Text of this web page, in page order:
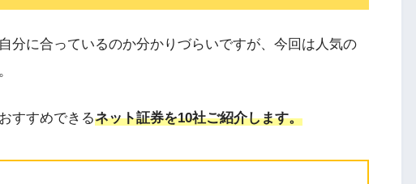
分に合っているのか分かりづらいですが、今回は人気の
すすめできるネット証券を10社ご紹介します。